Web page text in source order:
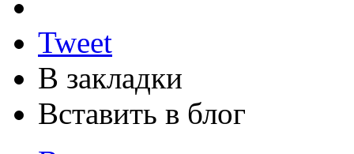
Tweet
В закладки
Вставить в блог